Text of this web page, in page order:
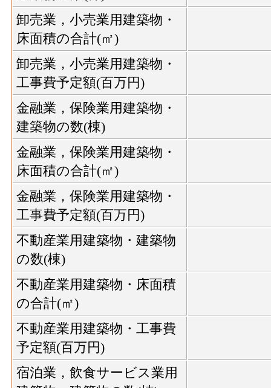
卸売業，小売業用建築物・
床面積の合計(㎡)
卸売業，小売業用建築物・
工事費予定額(百万円)
金融業，保険業用建築物・
建築物の数(棟)
金融業，保険業用建築物・
床面積の合計(㎡)
金融業，保険業用建築物・
工事費予定額(百万円)
不動産業用建築物・建築物
の数(棟)
不動産業用建築物・床面積
の合計(㎡)
不動産業用建築物・工事費
予定額(百万円)
宿泊業，飲食サービス業用